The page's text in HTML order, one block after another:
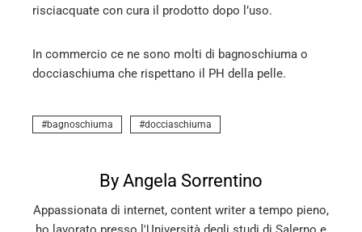
risciacquate con cura il prodotto dopo l’uso.
In commercio ce ne sono molti di bagnoschiuma o
docciaschiuma che rispettano il PH della pelle.
bagnoschiuma docciaschiuma
By Angela Sorrentino
Appassionata di internet, content writer a tempo pieno,